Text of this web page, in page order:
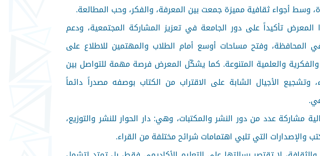
وسط أجواء ثقافية مميزة جمعت بين المعرفة، والفكر، وحب المطالعة.
تأكيداً على دور الجامعة في تعزيز المشاركة المجتمعية، ودعم
المحافظة، وفتح مساحات أوسع أمام الطلاب والمهتمين للاطلاع على
والفكرية والعلمية المتنوعة. كما يشكّل المعرض فرصة مهمة للتواصل بين
وتشجيع الأجيال الشابة على الاقتراب من الكتاب بوصفه مصدراً دائماً
مشاركة عدد من دور النشر والمكتبات، وهي: دار الحوار للنشر والتوزيع،
التي تلبي اهتمامات شرائح مختلفة من القراء.